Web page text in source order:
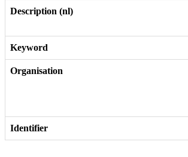
Description (nl)
Keyword
Organisation
Identifier